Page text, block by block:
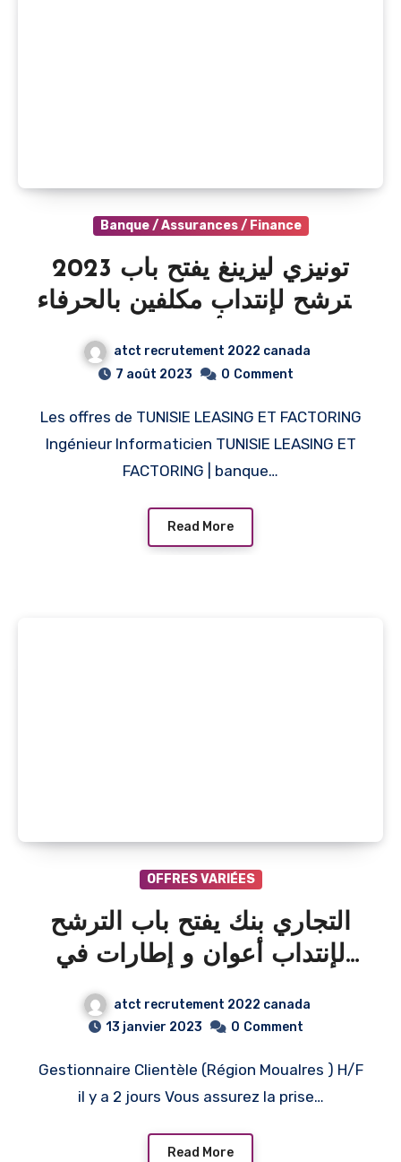
Banque / Assurances / Finance
2023 تونيزي ليزينغ يفتح باب
الترشح لإنتداب مكلفين بالحرفاء
أعوان و إطارات/ TUNISIE
LEASING ET FACTORING
2023
atct recrutement 2022 canada
7 août 2023
0 Comment
Les offres de TUNISIE LEASING ET FACTORING
Ingénieur Informaticien TUNISIE LEASING ET
FACTORING | banque…
Read More
OFFRES VARIÉES
التجاري بنك يفتح باب الترشح
لإنتداب أعوان و إطارات في
عديد الإختصاصات 2023/
ATTIJARI BANK plusieurs
atct recrutement 2022 canada
13 janvier 2023
0 Comment
Gestionnaire Clientèle (Région Moualres ) H/F
il y a 2 jours Vous assurez la prise…
Read More